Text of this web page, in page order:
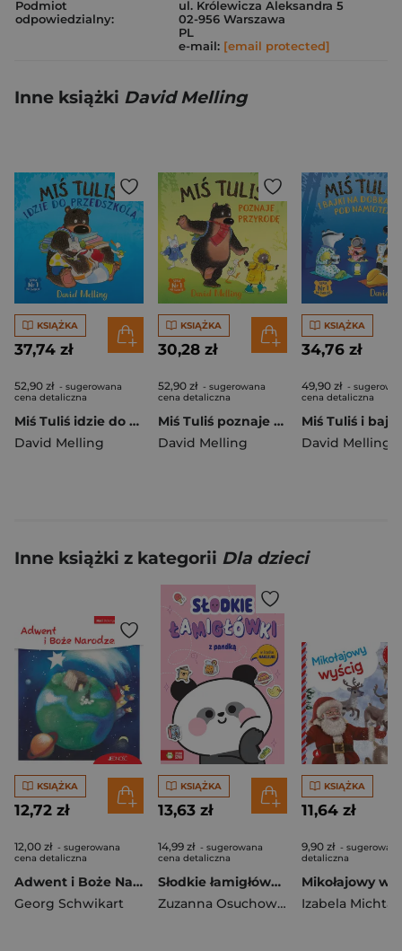
Podmiot
odpowiedzialny:
ul. Królewicza Aleksandra 5
02-956 Warszawa
PL
e-mail: [email protected]
Inne książki David Melling
KSIĄŻKA
37,74 zł
52,90 zł - sugerowana
cena detaliczna
Miś Tuliś idzie do przedszkola wyd. 2
David Melling
KSIĄŻKA
30,28 zł
52,90 zł - sugerowana
cena detaliczna
Miś Tuliś poznaje przyrodę wyd. 2026
David Melling
KSIĄŻKA
34,76 zł
49,90 zł -
cena detaliczna
David Melling
Inne książki z kategorii Dla dzieci
KSIĄŻKA
12,72 zł
12,00 zł - sugerowana
cena detaliczna
Adwent i Boże Narodzenie
Georg Schwikart
KSIĄŻKA
13,63 zł
14,99 zł - sugerowana
cena detaliczna
Słodkie łamigłówki z pandką. Słodkie łamigłówki
Zuzanna Osuchowska
KSIĄŻKA
11,64 zł
9,90 zł -
detaliczna
Mikołajowy
Izabela Michta